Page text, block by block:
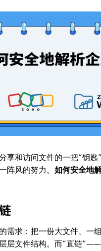
享和访问文件的一把“钥
阵风的努力。如何安全地
需求：把一份大文件、一
层文件结构。而“直链